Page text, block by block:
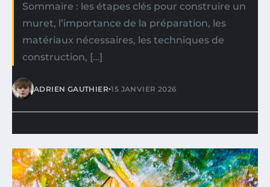
Sommaire : les étapes clés pour construire un
muret, l’importance de la préparation, les
matériaux nécessaires, les techniques de
construction, […]
ADRIEN GAUTHIER•15 JANVIER 2026